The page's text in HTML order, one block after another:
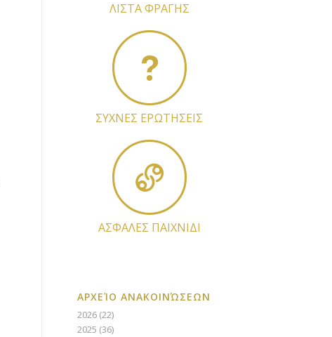
ΛΙΣΤΑ ΦΡΑΓΗΣ
ΣΥΧΝΕΣ ΕΡΩΤΗΣΕΙΣ
ΑΣΦΑΛΕΣ ΠΑΙΧΝΙΔΙ
ΑΡΧΕΊΟ ΑΝΑΚΟΙΝΏΣΕΩΝ
2026(22)
2025 (36)